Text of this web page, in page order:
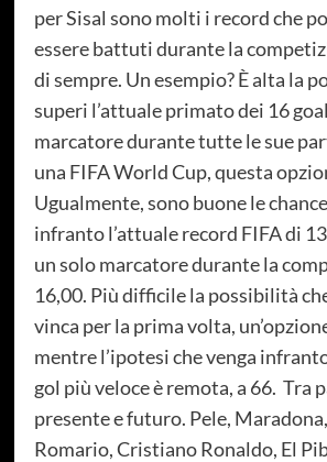
per Sisal sono molti i record che
essere battuti durante la
di sempre. Un esempio? È alta la
superi l’attuale primato dei 16
marcatore durante tutte le sue
una FIFA World Cup, questa
Ugualmente, sono buone le
infranto l’attuale record FIFA di
un solo marcatore durante la
16,00. Più difficile la possibilità
vinca per la prima volta,
mentre l’ipotesi che venga
gol più veloce è remota, a 66. Tra
presente e futuro. Pele,
Romario, Cristiano Ronaldo, El